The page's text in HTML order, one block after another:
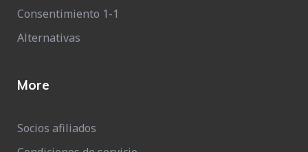
Consentimiento 1-1
Alternativas
More
Socios afiliados